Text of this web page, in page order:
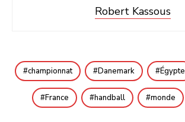
Robert Kassous
championnat Danemark Égypte
France handball monde